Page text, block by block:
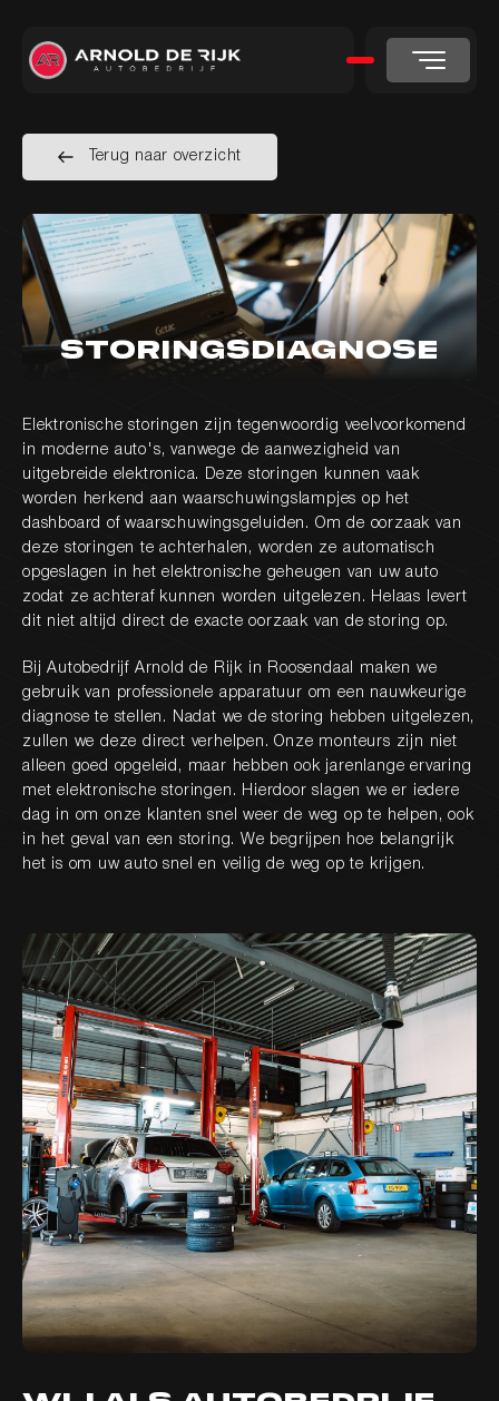
Home
Aanbod
Diensten
Werkplaats
Over ons
Contact
Terug naar overzicht
Terug naar overzicht
Storingsdiagnose
Elektronische storingen zijn tegenwoordig veelvoorkomend
in moderne auto's, vanwege de aanwezigheid van
uitgebreide elektronica. Deze storingen kunnen vaak
worden herkend aan waarschuwingslampjes op het
dashboard of waarschuwingsgeluiden. Om de oorzaak van
deze storingen te achterhalen, worden ze automatisch
opgeslagen in het elektronische geheugen van uw auto
zodat ze achteraf kunnen worden uitgelezen. Helaas levert
dit niet altijd direct de exacte oorzaak van de storing op.
Bij Autobedrijf Arnold de Rijk in Roosendaal maken we
gebruik van professionele apparatuur om een nauwkeurige
diagnose te stellen. Nadat we de storing hebben uitgelezen,
zullen we deze direct verhelpen. Onze monteurs zijn niet
alleen goed opgeleid, maar hebben ook jarenlange ervaring
met elektronische storingen. Hierdoor slagen we er iedere
dag in om onze klanten snel weer de weg op te helpen, ook
in het geval van een storing. We begrijpen hoe belangrijk
het is om uw auto snel en veilig de weg op te krijgen.